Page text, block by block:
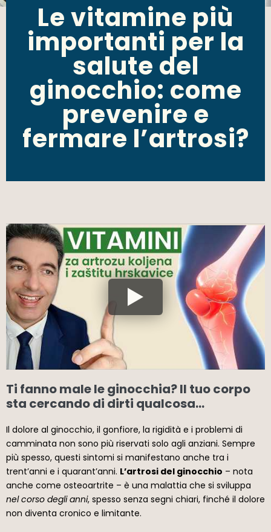
Le vitamine più
importanti per la
salute del
ginocchio: come
prevenire e
fermare l’artrosi?
Ti fanno male le ginocchia? Il tuo corpo
sta cercando di dirti qualcosa…
Il dolore al ginocchio, il gonfiore, la rigidità e i problemi di
camminata non sono più riservati solo agli anziani. Sempre
più spesso, questi sintomi si manifestano anche tra i
trent’anni e i quarant’anni. L’artrosi del ginocchio – nota
anche come osteoartrite – è una malattia che si sviluppa
nel corso degli anni, spesso senza segni chiari, finché il dolore
non diventa cronico e limitante.